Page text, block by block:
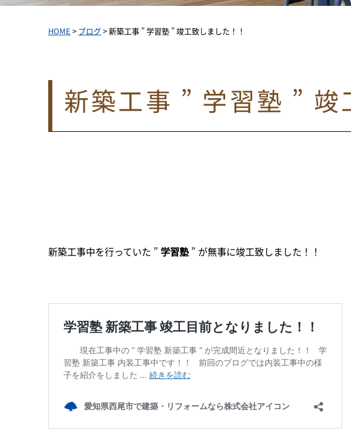
HOME > ブログ>新築工事 ” 学習塾 ” 竣工致しました！！
新築工事 ” 学習塾 ” 竣
新築工事中を行っていた ” 学習塾” が無事に竣工致しました！！